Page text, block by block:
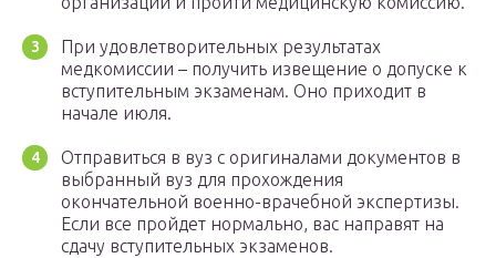
При удовлетворительных результатах
медкомиссии – получить извещение о допуске к
вступительным экзаменам. Оно приходит в
начале июля.
Отправиться в вуз с оригиналами документов в
выбранный вуз для прохождения
окончательной военно-врачебной экспертизы.
Если все пройдет нормально, вас направят на
сдачу вступительных экзаменов.